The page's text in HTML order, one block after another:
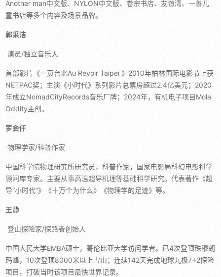
Another man中文版、NYLON中文版、卷宗书店、友谊湾、一善儿
童书店等多个内容及场景品牌。
郭采洁
演员/独立音乐人
首部影片《一页台北Au Revoir Taipei 》2010年柏林国际电影节上获
NETPAC奖；主演 《小时代》 系列影片总票房超过2.4亿美元；2020
年成立NomadCityRecords音乐厂牌；2024年，有机电子项目Mola
Oddity主创。
罗会仟
物理学家/科普作家
中国科学院物理研究所研究员，科普作家，国家电影局科幻电影科学
顾问库专家。主要从事高温超导机理等基础科学研究。代表著作《超
导“小时代”》
《十万个为什么》 《物理学的足迹》等。
王静
登山探险家/探路者创始人
中国人民大学EMBA硕士，哥伦比亚大学访问学者。已4次登顶珠穆朗
玛峰，10次登顶8000米以上雪山；连续142天完成地球九极7+2探险
项目，打破当时该项目最快世界记录。